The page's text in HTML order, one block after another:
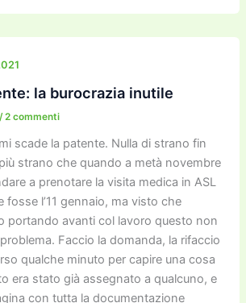
ai
l
ai
l
st
o
o
e
gr
m
p
y
n
k
e
n
n
di
la burocrazia inutile
/2 commenti
scade la patente. Nulla di strano fin
strano che quando a metà novembre
a prenotare la visita medica in ASL
fosse l’11 gennaio, ma visto che
portando avanti col lavoro questo non
Faccio la domanda, la rifaccio
qualche minuto per capire una cosa
era stato già assegnato a qualcuno, e
con tutta la documentazione